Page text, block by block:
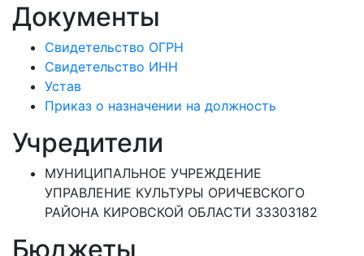
Документы
Свидетельство ОГРН
Свидетельство ИНН
Устав
Приказ о назначении на должность
Учредители
МУНИЦИПАЛЬНОЕ УЧРЕЖДЕНИЕ
УПРАВЛЕНИЕ КУЛЬТУРЫ ОРИЧЕВСКОГО
РАЙОНА КИРОВСКОЙ ОБЛАСТИ 33303182
Бюджеты